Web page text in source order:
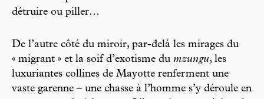
détruire ou piller…
De l’autre côté du miroir, par-delà les mirages du
« migrant » et la soif d’exotisme du mzungu, les
luxuriantes collines de Mayotte renferment une
vaste garenne – une chasse à l’homme s’y déroule en